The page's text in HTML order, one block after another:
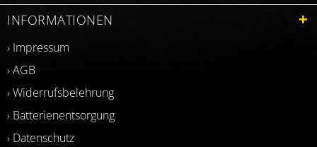
INFORMATIONEN
› Impressum
› AGB
› Widerrufsbelehrung
› Batterienentsorgung
› Datenschutz